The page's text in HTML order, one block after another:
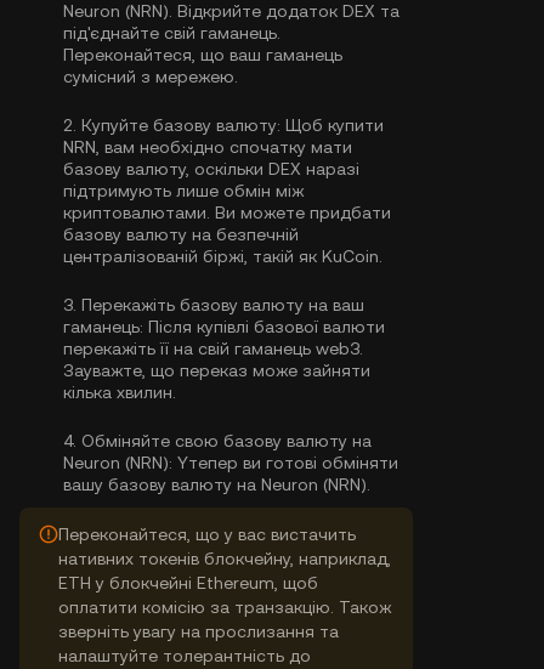
Neuron (NRN). Відкрийте додаток DEX та
під'єднайте свій гаманець.
Переконайтеся, що ваш гаманець
сумісний з мережею.
2. Купуйте базову валюту: Щоб купити
NRN, вам необхідно спочатку мати
базову валюту, оскільки DEX наразі
підтримують лише обмін між
криптовалютами. Ви можете придбати
базову валюту на безпечній
централізованій біржі, такій як KuCoin.
3. Перекажіть базову валюту на ваш
гаманець: Після купівлі базової валюти
перекажіть її на свій гаманець web3.
Зауважте, що переказ може зайняти
кілька хвилин.
4. Обміняйте свою базову валюту на
Neuron (NRN): Yтепер ви готові обміняти
вашу базову валюту на Neuron (NRN).
Переконайтеся, що у вас вистачить
нативних токенів блокчейну, наприклад,
ETH у блокчейні Ethereum, щоб
оплатити комісію за транзакцію. Також
зверніть увагу на прослизання та
налаштуйте толерантність до